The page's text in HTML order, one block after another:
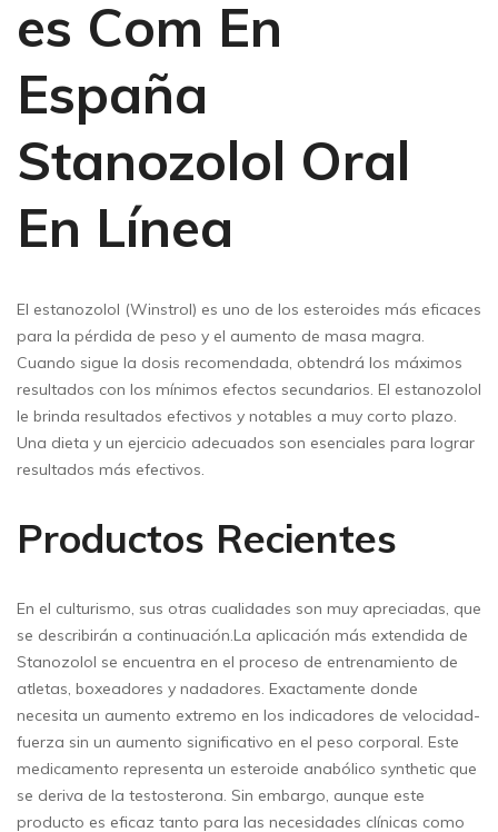
es Com En
España
Stanozolol Oral
En Línea
El estanozolol (Winstrol) es uno de los esteroides más eficaces
para la pérdida de peso y el aumento de masa magra.
Cuando sigue la dosis recomendada, obtendrá los máximos
resultados con los mínimos efectos secundarios. El estanozolol
le brinda resultados efectivos y notables a muy corto plazo.
Una dieta y un ejercicio adecuados son esenciales para lograr
resultados más efectivos.
Productos Recientes
En el culturismo, sus otras cualidades son muy apreciadas, que
se describirán a continuación.La aplicación más extendida de
Stanozolol se encuentra en el proceso de entrenamiento de
atletas, boxeadores y nadadores. Exactamente donde
necesita un aumento extremo en los indicadores de velocidad-
fuerza sin un aumento significativo en el peso corporal. Este
medicamento representa un esteroide anabólico synthetic que
se deriva de la testosterona. Sin embargo, aunque este
producto es eficaz tanto para las necesidades clínicas como